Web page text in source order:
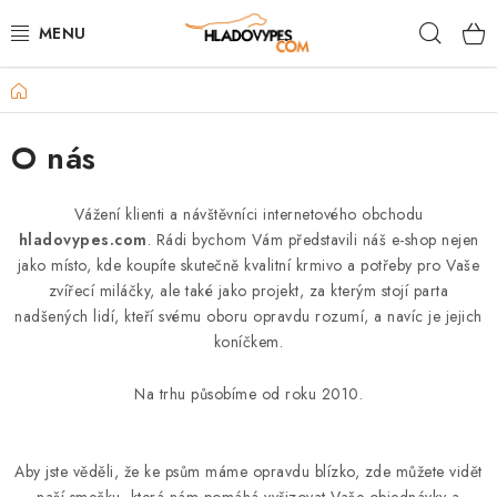
na
POTŘEBY PRO PSY
TAMI PŘEPRAVNÍ BOXY
SPORT SE PSEM
BACK ON TRACK
FAQ
VĚRNOSTNÍ PROGRAM
Domů
O nás
Vážení klienti a návštěvníci internetového obchodu
hladovypes.com. Rádi bychom Vám představili náš e-shop nejen
jako místo, kde koupíte skutečně kvalitní krmivo a potřeby pro Vaše
zvířecí miláčky, ale také jako projekt, za kterým stojí parta
nadšených lidí, kteří svému oboru opravdu rozumí, a navíc je jejich
koníčkem.
Na trhu působíme od roku 2010.
Aby jste věděli, že ke psům máme opravdu blízko, zde můžete vidět